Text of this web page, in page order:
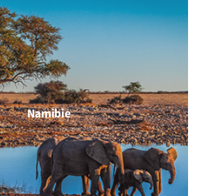
Namibie